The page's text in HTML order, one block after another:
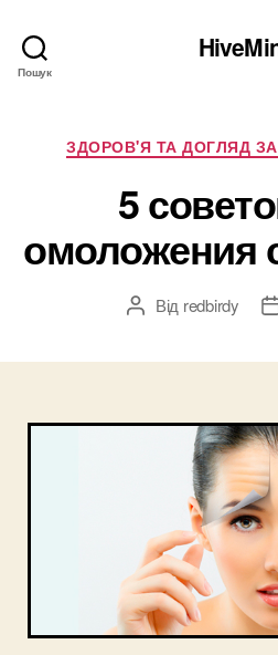
Пошук
ЗДОРОВ'Я ТА ДОГЛЯД
5
омоложения
Автор
Від redbirdy